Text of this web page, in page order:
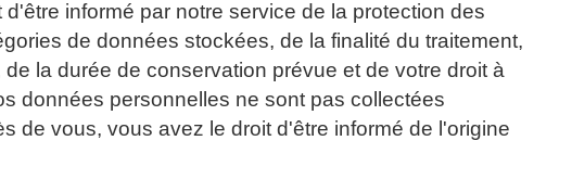
d'être informé par notre service de la protection des
de données stockées, de la finalité du traitement,
la durée de conservation prévue et de votre droit à
données personnelles ne sont pas collectées
de vous, vous avez le droit d'être informé de l'origine